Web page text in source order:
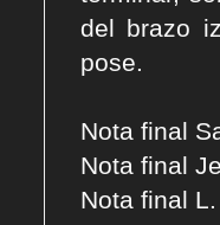
del brazo
pose.
Nota final
Nota final
Nota final